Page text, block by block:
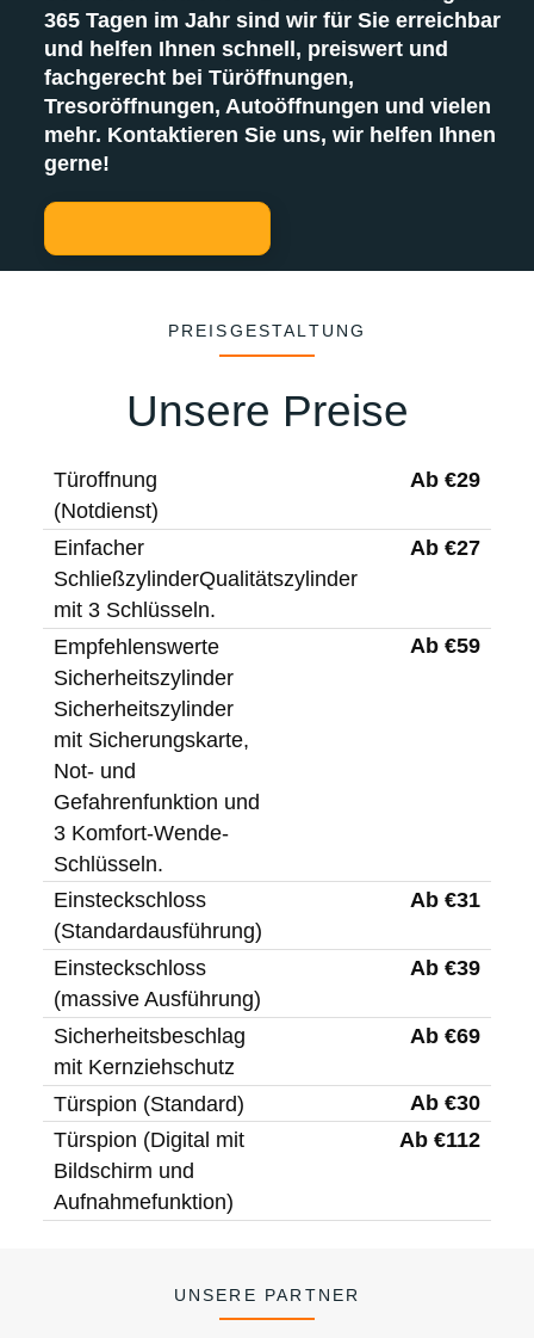
365 Tagen im Jahr sind wir für Sie erreichbar
und helfen Ihnen schnell, preiswert und
fachgerecht bei Türöffnungen,
Tresoröffnungen, Autoöffnungen und vielen
mehr. Kontaktieren Sie uns, wir helfen Ihnen
gerne!
PREISGESTALTUNG
Unsere Preise
Türoffnung
(Notdienst)
Ab €29
Einfacher
SchließzylinderQualitätszylinder
mit 3 Schlüsseln.
Ab €27
Empfehlenswerte
Sicherheitszylinder
Sicherheitszylinder
mit Sicherungskarte,
Not- und
Gefahrenfunktion und
3 Komfort-Wende-
Schlüsseln.
Ab €59
Einsteckschloss
(Standardausführung)
Ab €31
Einsteckschloss
(massive Ausführung)
Ab €39
Sicherheitsbeschlag
mit Kernziehschutz
Ab €69
Türspion (Standard)
Ab €30
Türspion (Digital mit
Bildschirm und
Aufnahmefunktion)
Ab €112
UNSERE PARTNER